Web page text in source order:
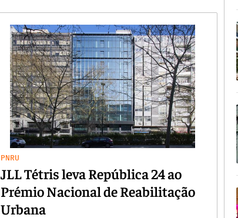
PNRU
JLL Tétris leva República 24 ao
Prémio Nacional de Reabilitação
Urbana